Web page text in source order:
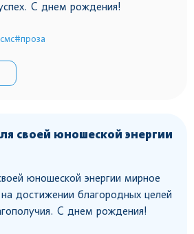
С днем рождения!
#проза
своей юношеской энергии
юношеской энергии мирное
достижении благородных целей
С днем рождения!